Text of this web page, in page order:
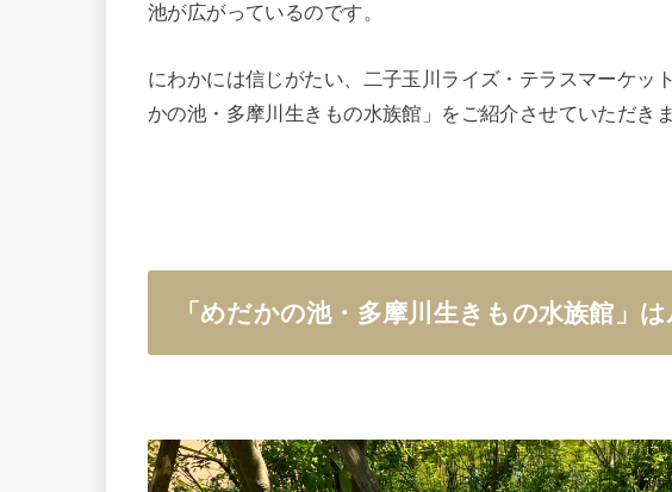
池が広がっているのです。
にわかには信じがたい、二子玉川ライズ・テラスマーケッ
かの池・多摩川生きもの水族館」をご紹介させていただきま
「めだかの池・多摩川生きもの水族館」